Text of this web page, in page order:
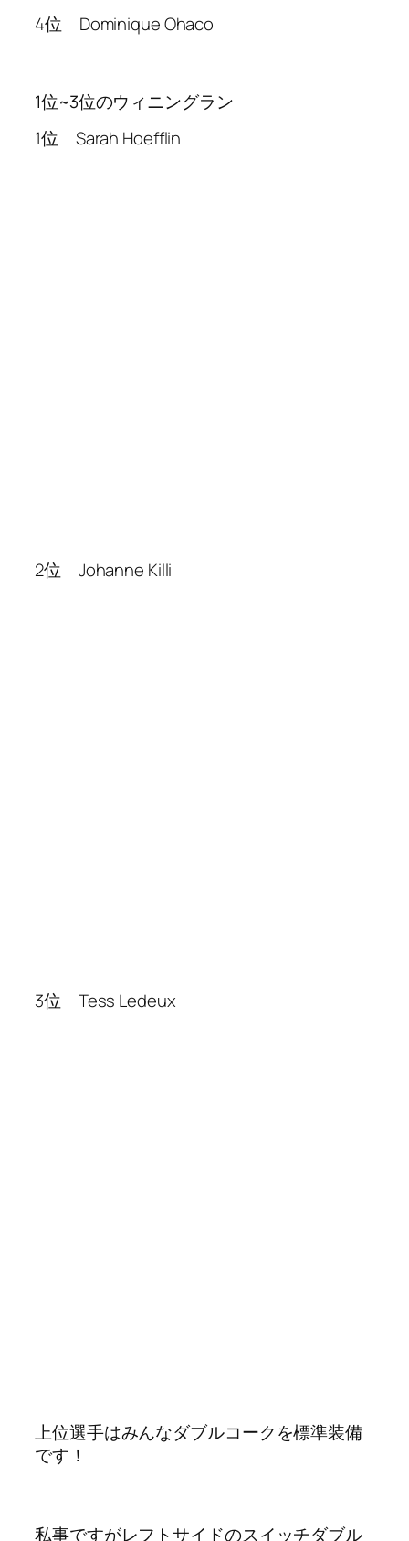
4位 Dominique Ohaco
1位~3位のウィニングラン
1位 Sarah Hoefflin
2位 Johanne Killi
3位 Tess Ledeux
上位選手はみんなダブルコークを標準装備
です！
私事ですがレフトサイドのスイッチダブル